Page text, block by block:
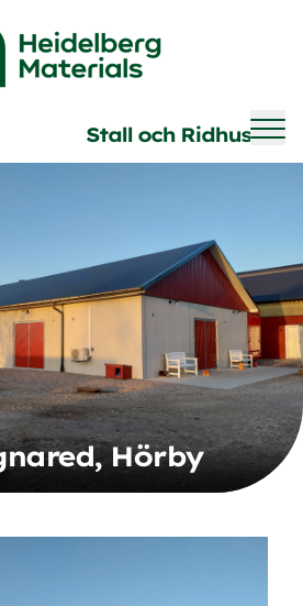
Stall och Ridhus
Hörby